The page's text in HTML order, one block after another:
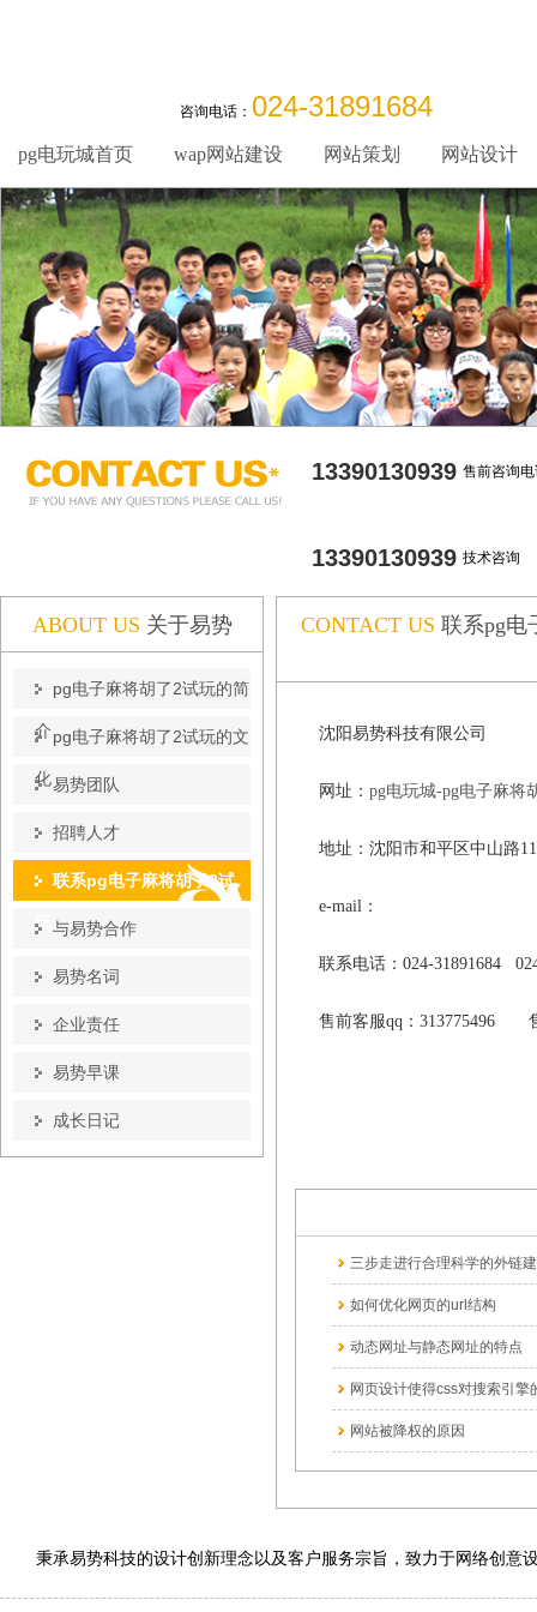
咨询电话： 024-31891684
pg电玩城首页 wap网站建设 网站策划 网站设计
13390130939 售前咨询
13390130939 技术咨询
ABOUT US 关于易势
pg电子麻将胡了2试玩的简
介pg电子麻将胡了2试玩的文
化易势团队
招聘人才
联系pg电子麻将胡了2试
玩 与易势合作
易势名词
企业责任
易势早课
成长日记
CONTACT US 联系pg电
沈阳易势科技有限公司
网址： pg电玩城-pg电子麻将
地址：沈阳市和平区中山路
e-mail：
联系电话：024-31891684
售前客服qq：313775496
三步走进行合理科学的外链
如何优化网页的url结构
动态网址与静态网址的特点
网页设计使得css对搜索引擎
网站被降权的原因
秉承易势科技的设计创新理念以及客户服务宗旨，致力于网络创意